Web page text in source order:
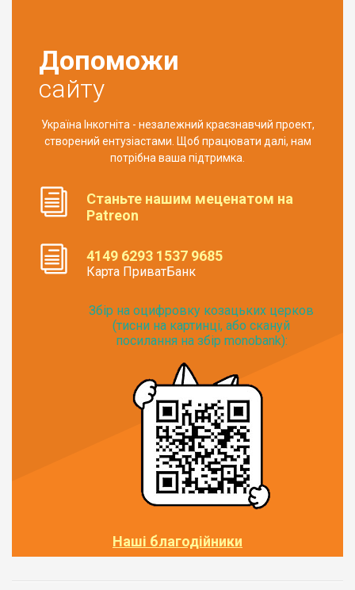
Допоможи
сайту
Україна Інкогніта - незалежний краєзнавчий проект,
створений ентузіастами. Щоб працювати далі, нам
потрібна ваша підтримка.
Станьте нашим меценатом на
Patreon
4149 6293 1537 9685
Карта ПриватБанк
Збір на оцифровку козацьких церков
(тисни на картинці, або скануй
посилання на збір monobank):
Наші благодійники